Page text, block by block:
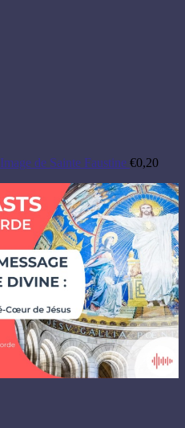
Image de Sainte Faustine €0,20